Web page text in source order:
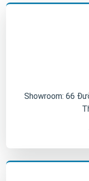
Showroom: 66